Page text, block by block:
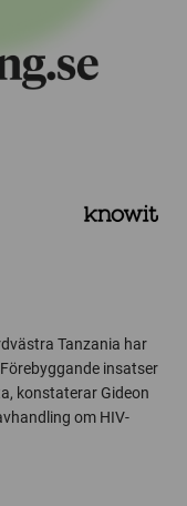
Tanzania har
insatser
konstaterar Gideon
om HIV-